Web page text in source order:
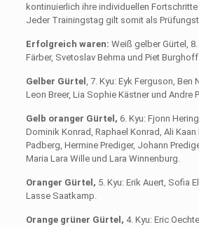
kontinuierlich ihre individuellen
Jeder Trainingstag gilt somit als
Erfolgreich waren: Weiß gelber Gürtel,
Färber, Svetoslav Behma und Piet
Gelber Gürtel , 7. Kyu: Eyk Ferguson, Ben
Leon Breer, Lia Sophie Kästner und Andre
Gelb oranger Gürtel, 6. Kyu: Fjonn
Dominik Konrad, Raphael Konrad, Ali Kaan
Padberg, Hermine Prediger, Johann
Maria Lara Wille und Lara Winnenburg.
Oranger Gürtel, 5. Kyu: Erik Auert, Sofia
Lasse Saatkamp.
Orange grüner Gürtel, 4. Kyu: Eric